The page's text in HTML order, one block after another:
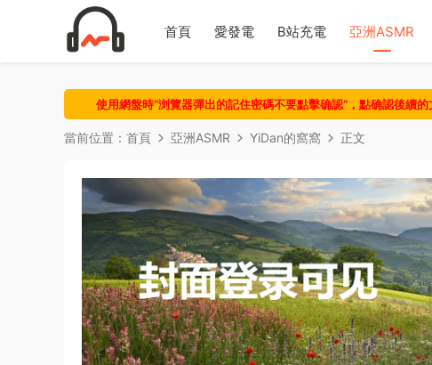
首頁 愛發電 B站充電 亞洲ASMR
使用網盤時“浏覽器彈出的記住密碼不要點擊确認“，點确認後續
當前位置： 首頁 亞洲ASMR YiDan的窩窩 正文